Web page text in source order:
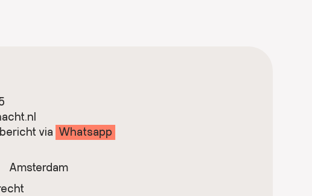
via Whatsapp
Amsterdam